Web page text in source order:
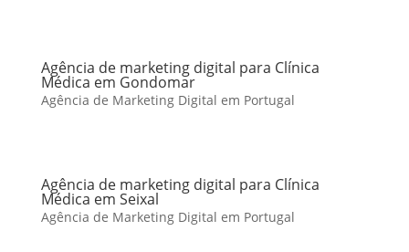
Agência de marketing digital para Clínica
Médica em Gondomar
Agência de Marketing Digital em Portugal
Agência de marketing digital para Clínica
Médica em Seixal
Agência de Marketing Digital em Portugal